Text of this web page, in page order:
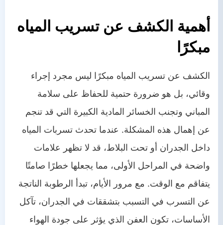
أهمية الكشف عن تسريب المياه
مبكرًا
الكشف عن تسريب المياه مبكرًا ليس مجرد إجراء
وقائي، بل هو ضرورة حتمية للحفاظ على سلامة
المباني وتجنب الخسائر المادية الكبيرة التي قد تنجم
عن إهمال هذه المشكلة. عندما تحدث تسربات المياه
داخل الجدران أو تحت البلاط، قد لا تظهر علامات
واضحة في المراحل الأولى، مما يجعلها خطرًا صامتًا
يتفاقم مع الوقت. مع مرور الأيام، تبدأ الرطوبة الناتجة
عن التسرب في التسبب بتشققات في الجدران، تآكل
الأساسات، تكون العفن الذي يؤثر على جودة الهواء